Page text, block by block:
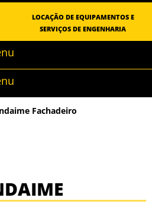
LOCAÇÃO DE EQUIPAMENTOS E
SERVIÇOS DE ENGENHARIA
Fachadeiro